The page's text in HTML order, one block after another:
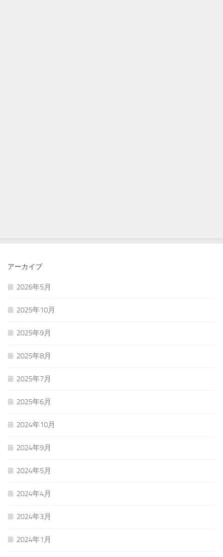
アーカイブ
2026年5月
2025年10月
2025年9月
2025年8月
2025年7月
2025年6月
2024年10月
2024年9月
2024年5月
2024年4月
2024年3月
2024年1月